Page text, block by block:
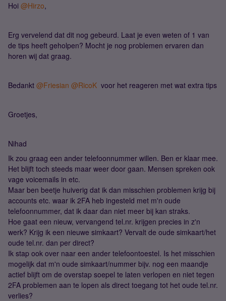
Hoi @Hirzo,
Erg vervelend dat dit nog gebeurd. Laat je even weten of 1 van
de tips heeft geholpen? Mocht je nog problemen ervaren dan
horen wij dat graag.
Bedankt @Friesian @RicoK voor het reageren met wat extra tips
Groetjes,
Nihad
Ik zou graag een ander telefoonnummer willen. Ben er klaar mee.
Het blijft toch steeds maar weer door gaan. Mensen spreken ook
vage voicemails in etc.
Maar ben beetje huiverig dat ik dan misschien problemen krijg bij
accounts etc. waar ik 2FA heb ingesteld met m'n oude
telefoonnummer, dat ik daar dan niet meer bij kan straks.
Hoe gaat een nieuw, vervangend tel.nr. krijgen precies in z'n
werk? Krijg ik een nieuwe simkaart? Vervalt de oude simkaart/het
oude tel.nr. dan per direct?
Ik stap ook over naar een ander telefoontoestel. Is het misschien
mogelijk dat m'n oude simkaart/nummer bijv. nog een maandje
actief blijft om de overstap soepel te laten verlopen en niet tegen
2FA problemen aan te lopen als direct toegang tot het oude tel.nr.
verlies?